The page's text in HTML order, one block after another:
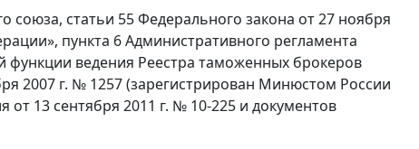
союза, статьи 55 Федерального закона от 27 ноября
пункта 6 Административного регламента
ведения Реестра таможенных брокеров
2007 г. № 1257 (зарегистрирован Минюстом России
от 13 сентября 2011 г. № 10-225 и документов